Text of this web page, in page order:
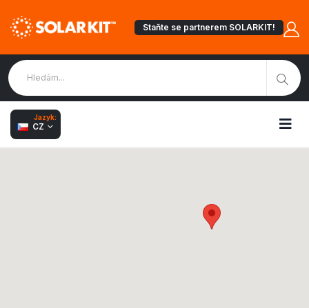
Staňte se partnerem SOLARKIT!
Jazyk:
CZ